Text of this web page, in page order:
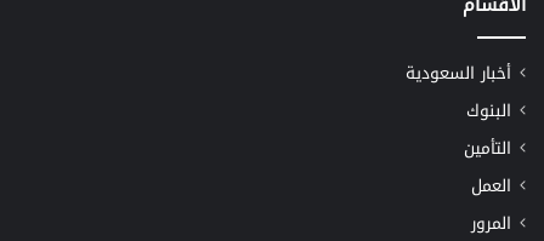
أخبار السعودية
البنوك
التأمين
العمل
المرور